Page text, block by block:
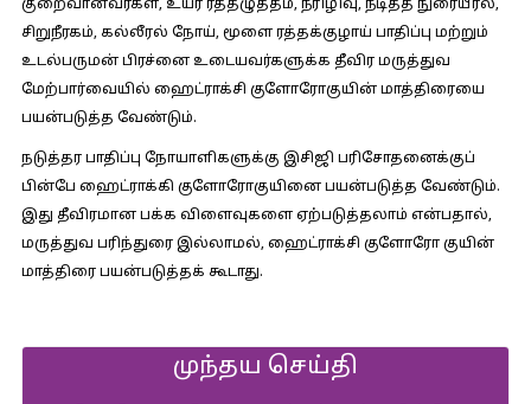
குறைவானவர்கள், உயர் ரத்தழுத்தம், நீரிழிவு, நீடித்த நுரையீரல்,
சிறுநீரகம், கல்லீரல் நோய், மூளை ரத்தக்குழாய் பாதிப்பு மற்றும்
உடல்பருமன் பிரச்னை உடையவர்களுக்க தீவிர மருத்துவ
மேற்பார்வையில் ஹைட்ராக்சி குளோரோகுயின் மாத்திரையை
பயன்படுத்த வேண்டும்.
நடுத்தர பாதிப்பு நோயாளிகளுக்கு இசிஜி பரிசோதனைக்குப்
பின்பே ஹைட்ராக்கி குளோரோகுயினை பயன்படுத்த வேண்டும்.
இது தீவிரமான பக்க விளைவுகளை ஏற்படுத்தலாம் என்பதால்,
மருத்துவ பரிந்துரை இல்லாமல், ஹைட்ராக்சி குளோரோ குயின்
மாத்திரை பயன்படுத்தக் கூடாது.
முந்தய செய்தி